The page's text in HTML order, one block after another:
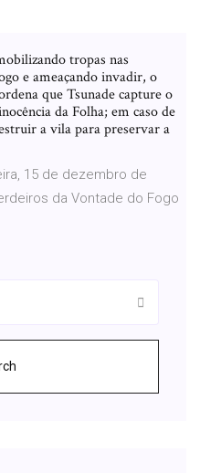
tropas nas
e ameaçando invadir, o
que Tsunade capture o
da Folha; em caso de
a vila para preservar a
15 de dezembro de
da Vontade do Fogo